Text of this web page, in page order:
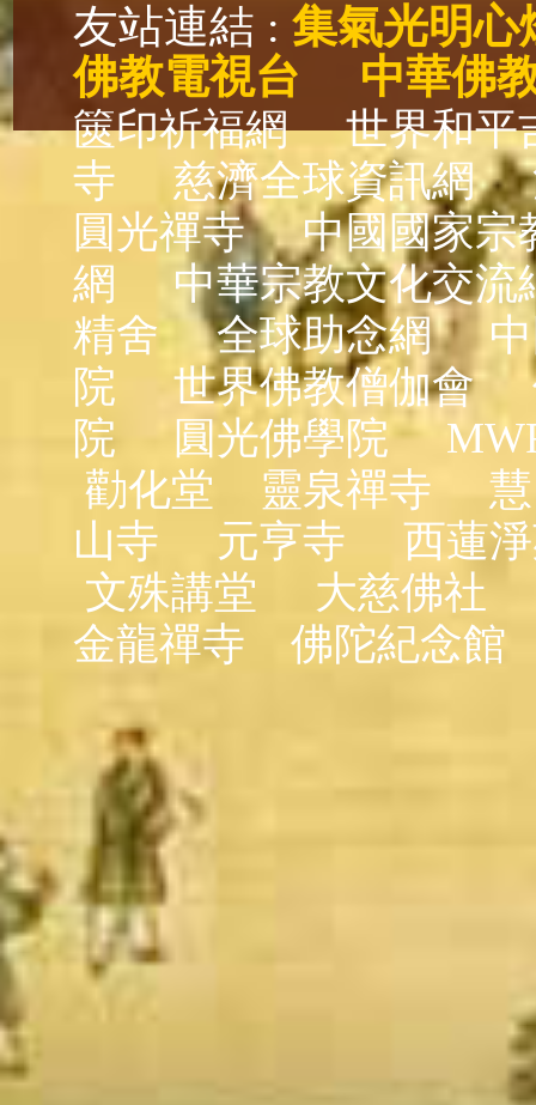
友站連結 : 集氣光明心
佛教電視台
中華佛
篋印祈福網
世界和平
寺
慈濟全球資訊網
圓光禪寺
中國國家宗
網
中華宗教文化交流
精舍
全球助念網
院
世界佛教僧伽會
院
圓光佛學院
勸化堂
靈泉禪寺
山寺
元亨寺
西蓮
文殊講堂
大慈佛社
金龍禪寺
佛陀紀念館